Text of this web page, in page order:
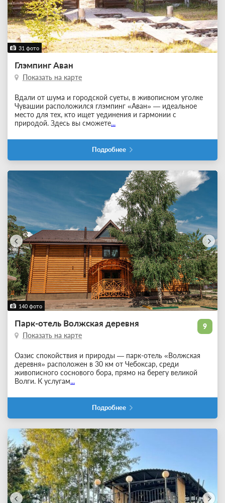
31 фото
Глэмпинг Аван
Показать на карте
Вдали от шума и городской суеты, в живописном уголке
Чувашии расположился глэмпинг «Аван» — идеальное
место для тех, кто ищет уединения и гармонии с
природой. Здесь вы сможете...
Подробнее
140 фото
9
Парк-отель Волжская деревня
Показать на карте
Оазис спокойствия и природы — парк-отель «Волжская
деревня» расположен в 30 км от Чебоксар, среди
живописного соснового бора, прямо на берегу великой
Волги. К услугам...
Подробнее